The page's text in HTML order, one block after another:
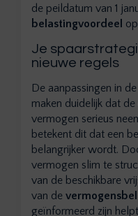
de peildatum van 1
belastingvoordeel
Je
nieuwe regels
De aanpassingen in de
maken duidelijk dat
vermogen serieus
betekent dit dat een
belangrijker wordt.
vermogen slim te
van de beschikbare
van de
geïnformeerd zijn